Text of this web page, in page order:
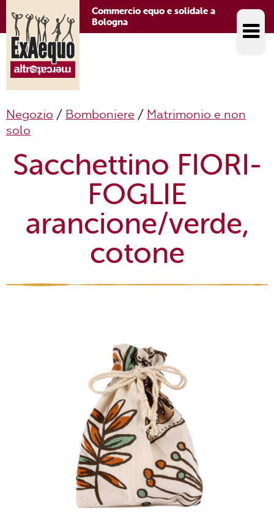
Commercio equo e solidale a
Bologna
Negozio / Bomboniere / Matrimonio e non
solo
Sacchettino FIORI-
FOGLIE
arancione/verde,
cotone